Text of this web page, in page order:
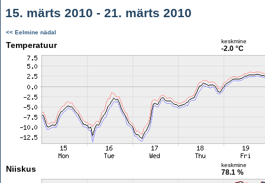
15. märts 2010 - 21. märts 2010
<< Eelmine nädal
Temperatuur keskmine
-2.0 °C
Niiskus keskmine
78.1 %